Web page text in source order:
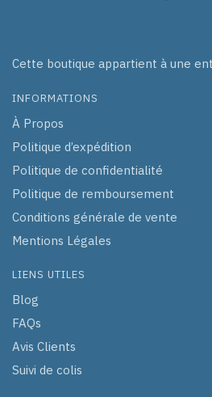
Cette boutique appartient à une
INFORMATIONS
À Propos
Politique d’expédition
Politique de confidentialité
Politique de remboursement
Conditions générale de vente
Mentions Légales
LIENS UTILES
Blog
FAQs
Avis Clients
Suivi de colis